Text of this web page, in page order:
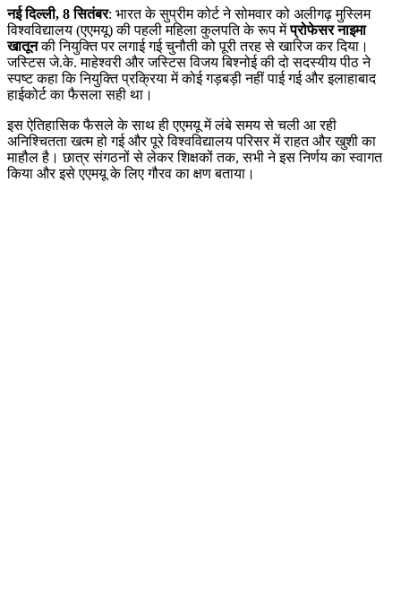
नई दिल्ली, 8 सितंबर: भारत के सुप्रीम कोर्ट ने सोमवार को अलीगढ़ मुस्लिम
विश्वविद्यालय (एएमयू) की पहली महिला कुलपति के रूप मेंप्रोफेसर नाइमा
खातूनकी नियुक्ति पर लगाई गई चुनौती को पूरी तरह से खारिज कर दिया।
जस्टिस जे.के. माहेश्वरी और जस्टिस विजय बिश्नोई की दो सदस्यीय पीठ ने
स्पष्ट कहा कि नियुक्ति प्रक्रिया में कोई गड़बड़ी नहीं पाई गई और इलाहाबाद
हाईकोर्ट का फैसला सही था।
इस ऐतिहासिक फैसले के साथ ही एएमयू में लंबे समय से चली आ रही
अनिश्चितता खत्म हो गई और पूरे विश्वविद्यालय परिसर में राहत और खुशी का
माहौल है। छात्र संगठनों से लेकर शिक्षकों तक, सभी ने इस निर्णय का स्वागत
किया और इसे एएमयू के लिए गौरव का क्षण बताया।